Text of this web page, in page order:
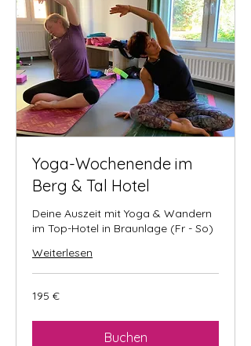
Yoga-Wochenende im
Berg & Tal Hotel
Deine Auszeit mit Yoga & Wandern
im Top-Hotel in Braunlage (Fr - So)
Weiterlesen
195
Euro
195 €
Buchen